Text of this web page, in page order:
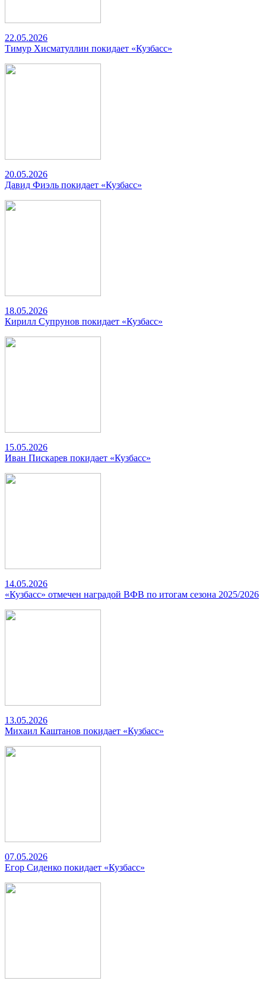
22.05.2026
Тимур Хисматуллин покидает «Кузбасс»
20.05.2026
Давид Фиэль покидает «Кузбасс»
18.05.2026
Кирилл Супрунов покидает «Кузбасс»
15.05.2026
Иван Пискарев покидает «Кузбасс»
14.05.2026
«Кузбасс» отмечен наградой ВФВ по итогам сезона 2025/2026
13.05.2026
Михаил Каштанов покидает «Кузбасс»
07.05.2026
Егор Сиденко покидает «Кузбасс»